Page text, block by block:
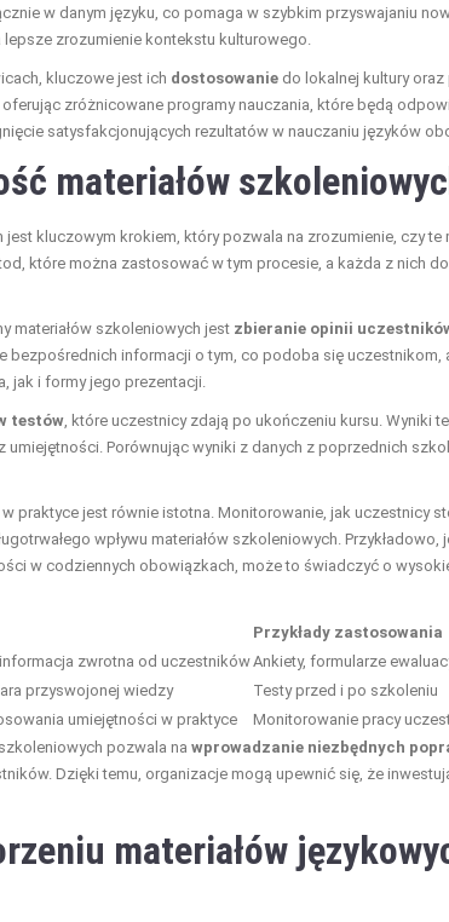
w danym języku, co pomaga w szybkim przyswajaniu
zrozumienie kontekstu kulturowego.
kluczowe jest ich dostosowanie do lokalnej kultury
zróżnicowane programy nauczania, które będą
satysfakcjonujących rezultatów w nauczaniu języków
materiałów
kluczowym krokiem, który pozwala na zrozumienie, czy te
które można zastosować w tym procesie, a każda z nich
materiałów szkoleniowych jest zbieranie opinii
bezpośrednich informacji o tym, co podoba się uczestnikom,
jak i formy jego prezentacji.
testów , które uczestnicy zdają po ukończeniu kursu. Wyniki
Porównując wyniki z danych z poprzednich
w praktyce jest równie istotna. Monitorowanie, jak uczestnicy
wpływu materiałów szkoleniowych.
w codziennych obowiązkach, może to świadczyć o
Przykłady zastosowania
zwrotna od uczestnikówAnkiety, formularze
przyswojonej wiedzy
Testy przed i po szkoleniu
umiejętności w praktyce
Monitorowanie pracy
pozwala na wprowadzanie niezbędnych
Dzięki temu, organizacje mogą upewnić się, że
materiałów